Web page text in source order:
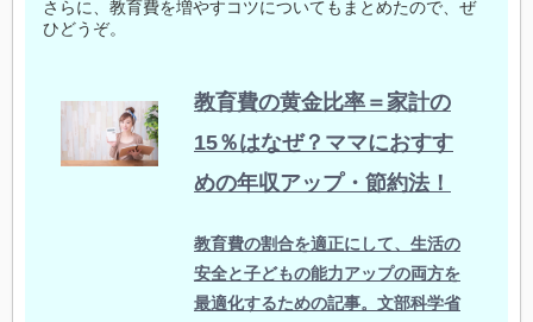
さらに、教育費を増やすコツについてもまとめたので、ぜ
ひどうぞ。
教育費の黄金比率＝家計の
15％はなぜ？ママにおすす
めの年収アップ・節約法！
教育費の割合を適正にして、生活の
安全と子どもの能力アップの両方を
最適化するための記事。文部科学省